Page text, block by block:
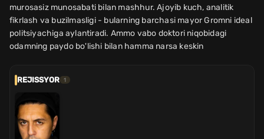
murosasiz munosabati bilan mashhur. Ajoyib kuch, analitik
fikrlash va buzilmasligi - bularning barchasi mayor Gromni ideal
politsiyachiga aylantiradi. Ammo vabo doktori niqobidagi
odamning paydo bo'lishi bilan hamma narsa keskin
REJISSYOR 1